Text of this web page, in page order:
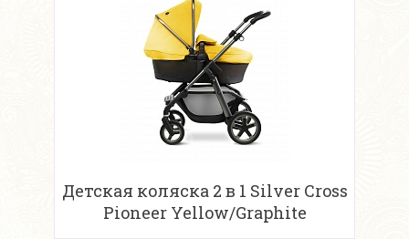
Детская коляска 2 в 1 Silver Cross
Pioneer Yellow/Graphite